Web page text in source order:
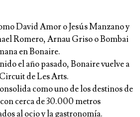
David Amor o Jesús Manzano y
Romero, Arnau Griso o Bombai
en Bonaire.
el año pasado, Bonaire vuelve a
de Les Arts.
como uno de los destinos de
cerca de 30.000 metros
al ocio y la gastronomía.